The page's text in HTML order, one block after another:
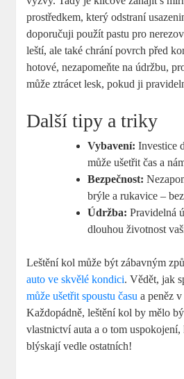
prostředkem, který odstraní
doporučuji použít pastu pro
leští, ale také chrání povrch před
hotové, nezapomeňte na údržbu,
může ztrácet lesk, pokud ji
Další tipy a triky
Vybavení: Investice
může ušetřit čas a
Bezpečnost:
brýle a rukavice –
Údržba: Pravidelná
dlouhou životnost
Leštění kol může být zábavným
auto ve skvělé kondici. Vědět, jak
může ušetřit spoustu času a peněz
Každopádně, leštění kol by mělo
vlastnictví auta a o tom uspokojení,
blýskají vedle ostatních!